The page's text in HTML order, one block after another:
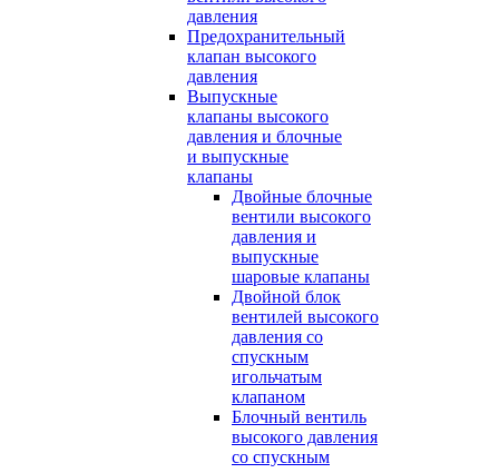
давления
Предохранительный
клапан высокого
давления
Выпускные
клапаны высокого
давления и блочные
и выпускные
клапаны
Двойные блочные
вентили высокого
давления и
выпускные
шаровые клапаны
Двойной блок
вентилей высокого
давления со
спускным
игольчатым
клапаном
Блочный вентиль
высокого давления
со спускным